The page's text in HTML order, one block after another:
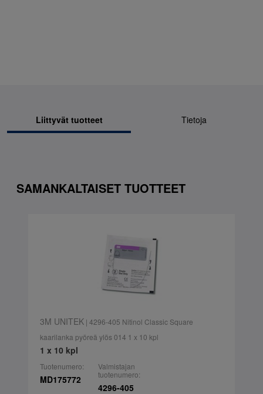
Liittyvät tuotteet Tietoja
SAMANKALTAISET TUOTTEET
3M UNITEK| 4296-405 Nitinol Classic Square
kaarilanka pyöreä ylös 014 1 x 10 kpl
1 x 10 kpl
Tuotenumero:
MD175772
Valmistajan
tuotenumero:
4296-405